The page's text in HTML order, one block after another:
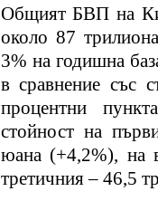
Общият БВП на
около 87
3% на годишна
в сравнение със
процентни
стойност на
юана (+4,2%), на
третичния – 46,5